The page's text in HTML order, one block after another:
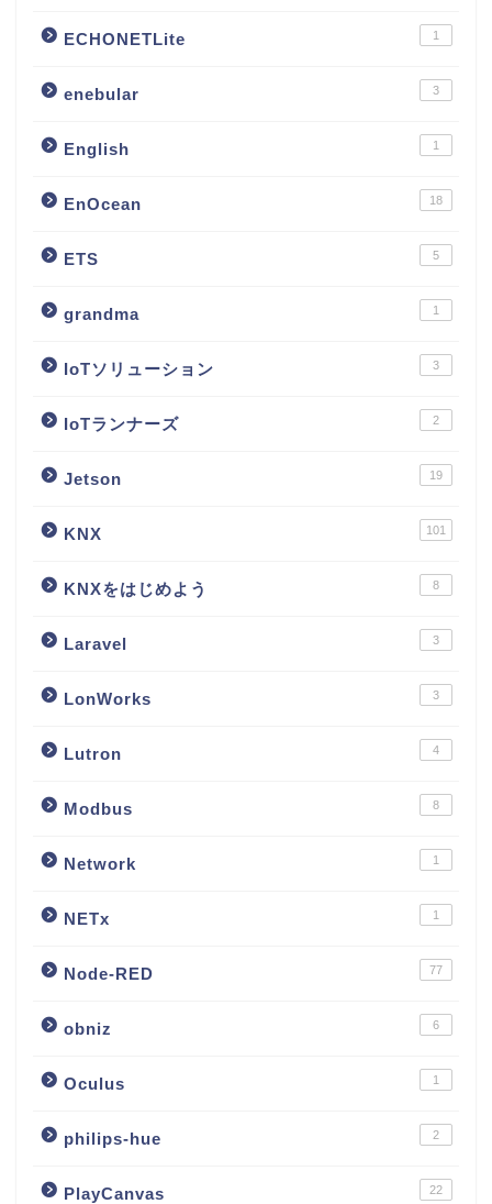
ECHONETLite 1
enebular 3
English 1
EnOcean 18
ETS 5
grandma 1
IoTソリューション 3
IoTランナーズ 2
Jetson 19
KNX 101
KNXをはじめよう 8
Laravel 3
LonWorks 3
Lutron 4
Modbus 8
Network 1
NETx 1
Node-RED 77
obniz 6
Oculus 1
philips-hue 2
PlayCanvas 22